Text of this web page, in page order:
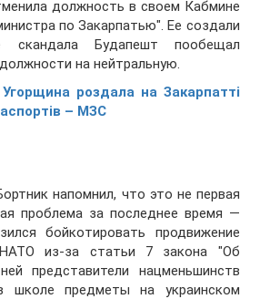
должность в своем Кабмине
по Закарпатью". Ее создали
Будапешт пообещал
на нейтральную.
Угорщина роздала на Закарпатті
– МЗС
напомнил, что это не первая
проблема за последнее время —
бойкотировать продвижение
из-за статьи 7 закона "Об
представители нацменьшинств
школе предметы на украинском